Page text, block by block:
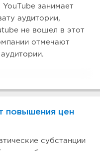
занимает
аудитории,
не вошел в этот
отмечают
повышения цен
субстанции